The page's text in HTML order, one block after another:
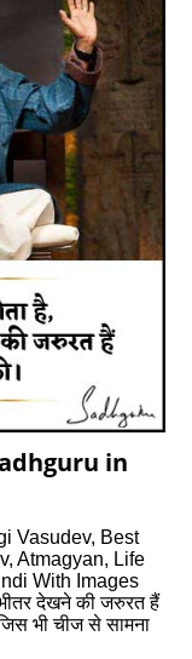
in
Vasudev, Best
Atmagyan, Life
With Images
देखने की जरुरत हैं
भी चीज से सामना